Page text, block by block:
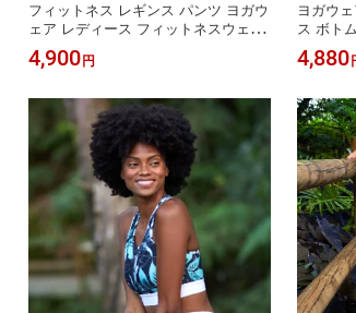
フィットネス レギンス パンツ ヨガウ
ェア レディース フィットネスウェア
スポーツ ボトム ハイウエスト 美尻
美脚 脚長 アナトミカルウエスト スポ
ング スパッツ 体系カバー ヨガ イン
ポート おしゃれ
4,900 円
ヨガウ
ス ボト
イット
分丈 ジ
4,880